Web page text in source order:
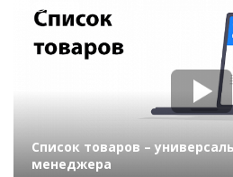
Список товаров –
менеджера